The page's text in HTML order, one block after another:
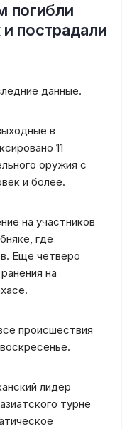
погибли
пострадали
данные.
в
11
оружия с
и более.
на участников
где
Еще четверо
на
происшествия
лидер
турне